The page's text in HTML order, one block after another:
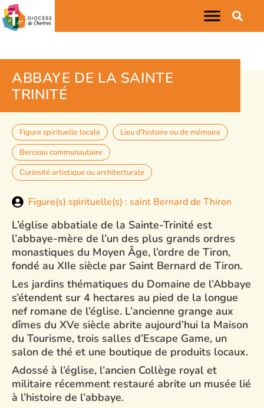
ABBAYE DE LA SAINTE
TRINITÉ
Figure spirituelle locale
Lieu d'histoire ou de mémoire
Berceau communautaire
Curiosité artistique ou architecturale
Figure(s) spirituelle(s) : saint Bernard de Thiron
L’église abbatiale de la Sainte-Trinité est
l’abbaye-mère de l’un des plus grands ordres
monastiques du Moyen Âge, l’ordre de Tiron,
fondé au XIIe siècle par Saint Bernard de Tiron.
Les jardins thématiques du Domaine de l’Abbaye
s’étendent sur 4 hectares au pied de la longue
nef romane de l’église. L’ancienne grange aux
dîmes du XVe siècle abrite aujourd’hui la Maison
du Tourisme, trois salles d’Escape Game, un
salon de thé et une boutique de produits locaux.
Adossé à l’église, l’ancien Collège royal et
militaire récemment restauré abrite un musée lié
à l’histoire de l’abbaye.